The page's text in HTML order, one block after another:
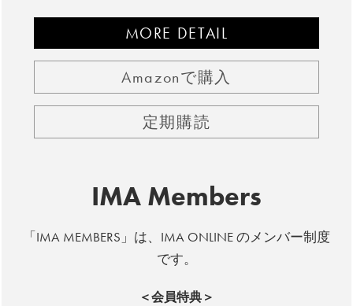
MORE DETAIL
Amazonで購入
定期購読
IMA Members
「IMA MEMBERS」は、IMA ONLINE のメンバー制度
です。
＜会員特典＞